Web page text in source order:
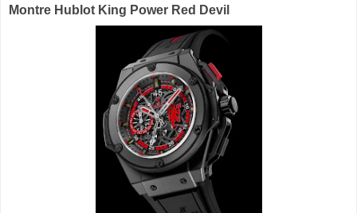
Montre Hublot King Power Red Devil